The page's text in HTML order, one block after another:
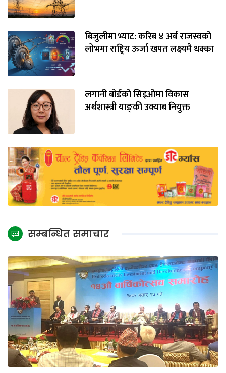
बिजुलीमा भ्याट: करिब ४ अर्ब राजस्वको
लोभमा राष्ट्रिय ऊर्जा खपत लक्ष्यमै धक्का
लगानी बोर्डको सिइओमा विकास
अर्थशास्त्री याङ्‌की उक्याब नियुक्त
सम्बन्धित समाचार